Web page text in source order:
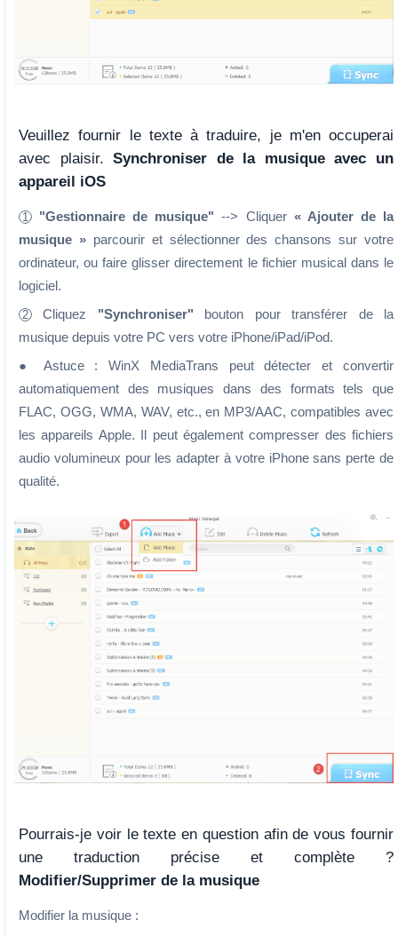
Veuillez fournir le texte à traduire, je m'en occuperai
avec plaisir. Synchroniser de la musique avec un
appareil iOS
1 "Gestionnaire de musique" --> Cliquer « Ajouter de la
musique »parcourir et sélectionner des chansons sur votre
ordinateur, ou faire glisser directement le fichier musical dans le
logiciel.
2 Cliquez "Synchroniser" bouton pour transférer de la
musique depuis votre PC vers votre iPhone/iPad/iPod.
● Astuce : WinX MediaTrans peut détecter et convertir
automatiquement des musiques dans des formats tels que
FLAC, OGG, WMA, WAV, etc., en MP3/AAC, compatibles avec
les appareils Apple. Il peut également compresser des fichiers
audio volumineux pour les adapter à votre iPhone sans perte de
qualité.
Pourrais-je voir le texte en question afin de vous fournir
une traduction précise et complète ?
Modifier/Supprimer de la musique
Modifier la musique :